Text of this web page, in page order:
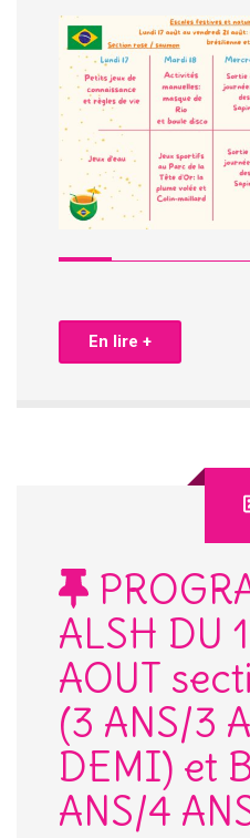
En lire +
ALSH DU
AOUT
(3 ANS/3
DEMI) et
ANS/4